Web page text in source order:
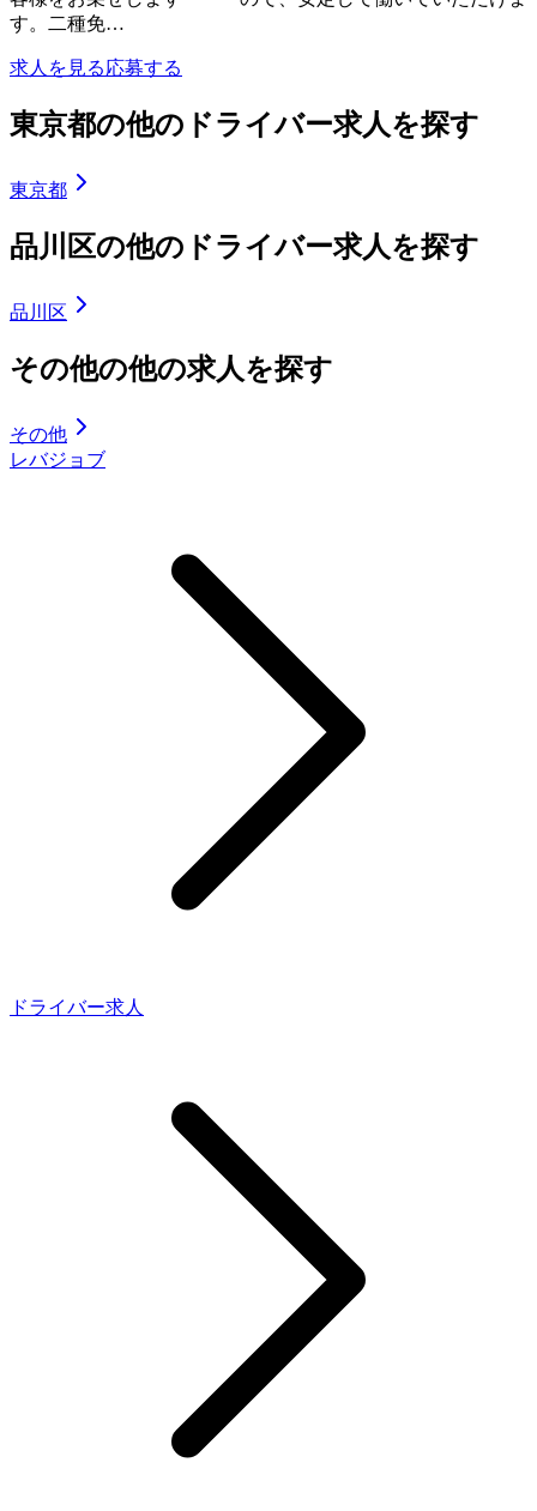
す。二種免…
求人を見る応募する
東京都の他のドライバー求人を探す
東京都
品川区の他のドライバー求人を探す
品川区
その他の他の求人を探す
その他
レバジョブ
ドライバー求人